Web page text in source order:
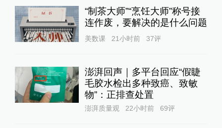
“制茶大师”“烹饪大师”称号接
连作废，要解决的是什么问题
美数课 21小时前 37评
澎湃回声｜多平台回应“假睫
毛胶水检出多种致癌、致敏
物”：正排查处置
澎湃质量观 22小时前 69评